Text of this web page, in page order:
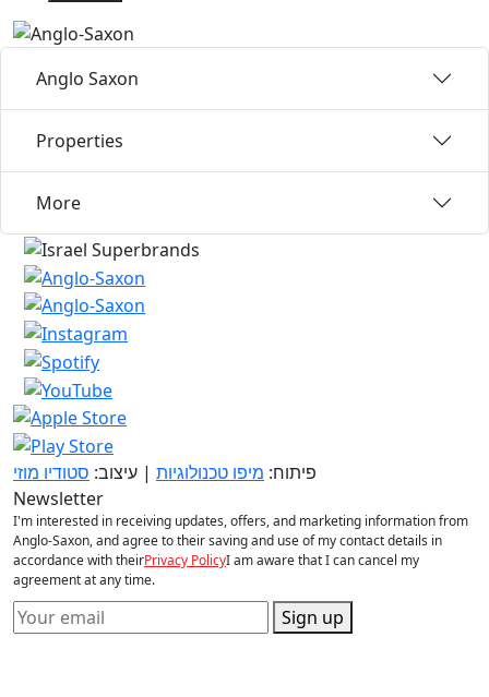
Anglo Saxon
Properties
More
פיתוח: מיפו טכנולוגיות | עיצוב: סטודיו מוזי
Newsletter
I'm interested in receiving updates, offers, and marketing information from
Anglo-Saxon, and agree to their saving and use of my contact details in
accordance with theirPrivacy PolicyI am aware that I can cancel my
agreement at any time.
Sign up